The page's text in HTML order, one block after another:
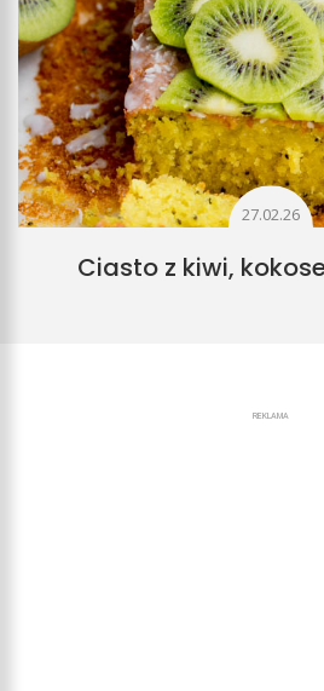
27.02.26
Ciasto z kiwi,
REKLAMA